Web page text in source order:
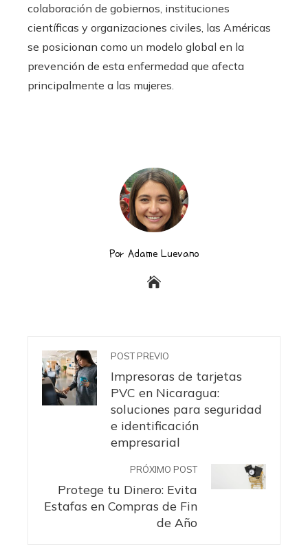
colaboración de gobiernos, instituciones
científicas y organizaciones civiles, las Américas
se posicionan como un modelo global en la
prevención de esta enfermedad que afecta
principalmente a las mujeres.
Por Adame Luevano
POST PREVIO
Impresoras de tarjetas
PVC en Nicaragua:
soluciones para seguridad
e identificación
empresarial
PRÓXIMO POST
Protege tu Dinero: Evita
Estafas en Compras de Fin
de Año